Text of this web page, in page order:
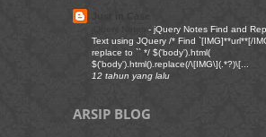
- jQuery Notes Find and
Text using JQuery /* Find `[IMG]**url**[/
replace to `` */ $('body').html(
$('body').html().replace(/\[IMG\](.*?)\[...
12 tahun yang lalu
ARSIP BLOG